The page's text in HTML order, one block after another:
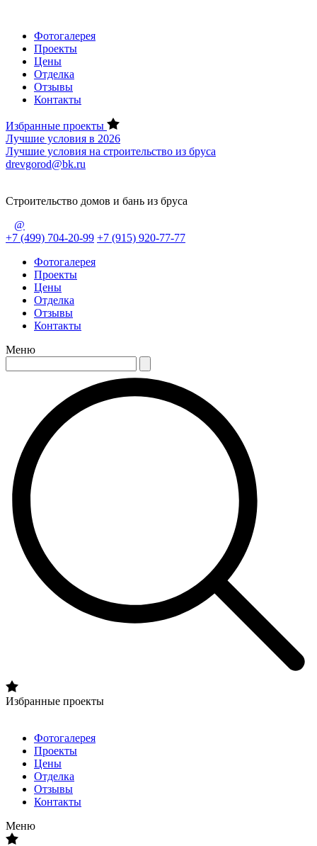
Фотогалерея
Проекты
Цены
Отделка
Отзывы
Контакты
Избранные проекты
Лучшие условия в 2026
Лучшие условия на строительство из бруса
drevgorod@bk.ru
Строительство домов и бань из бруса
@
+7 (499) 704-20-99 +7 (915) 920-77-77
Фотогалерея
Проекты
Цены
Отделка
Отзывы
Контакты
Меню
Избранные проекты
Фотогалерея
Проекты
Цены
Отделка
Отзывы
Контакты
Меню